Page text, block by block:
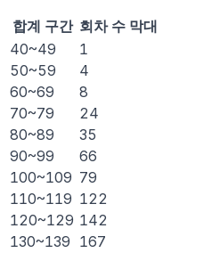
합계 구간 회차 수 막대
40~49
1
50~59
4
60~69
8
70~79
24
80~89
35
90~99
66
100~109 79
110~119 122
120~129 142
130~139 167